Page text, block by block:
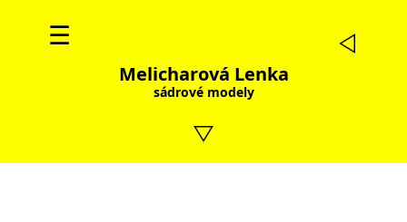
☰
Melicharová Lenka
sádrové modely